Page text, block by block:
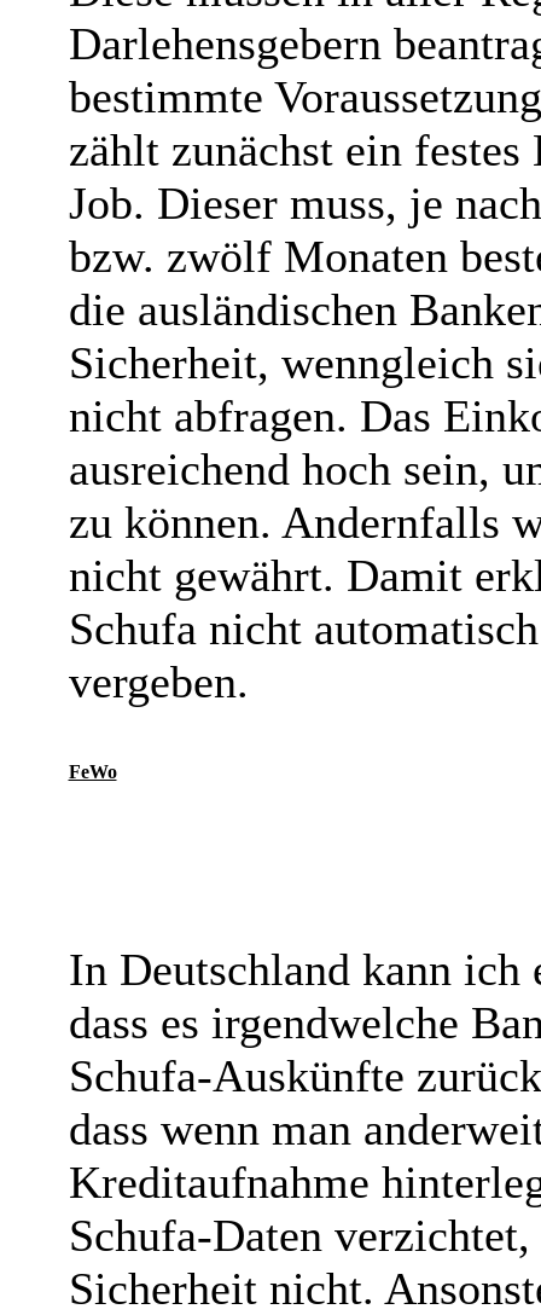
Darlehensgebern
bestimmte
zählt zunächst ein
Job. Dieser muss, je
bzw. zwölf Monaten
die ausländischen
Sicherheit, wenngleich
nicht abfragen. Das
ausreichend hoch sein,
zu können. Andernfalls
nicht gewährt. Damit
Schufa nicht
vergeben.
FeWo
In Deutschland kann
dass es irgendwelche
Schufa-Auskünfte
dass wenn man
Kreditaufnahme
Schufa-Daten
Sicherheit nicht.